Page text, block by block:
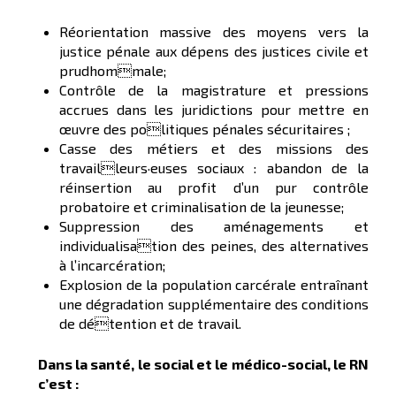
Réorientation massive des moyens vers la
justice pénale aux dépens des justices civile et
prudhommale;
Contrôle de la magistrature et pressions
accrues dans les juridictions pour mettre en
œuvre des politiques pénales sécuritaires ;
Casse des métiers et des missions des
travailleurs·euses sociaux : abandon de la
réinsertion au profit d’un pur contrôle
probatoire et criminalisation de la jeunesse;
Suppression des aménagements et
individualisation des peines, des alternatives
à l’incarcération;
Explosion de la population carcérale entraînant
une dégradation supplémentaire des conditions
de détention et de travail.
Dans la santé, le social et le médico-social, le RN
c’est :